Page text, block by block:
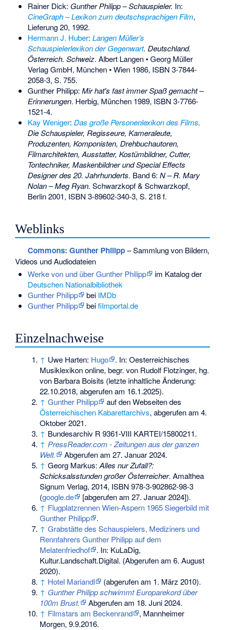
Rainer Dick: Gunther Philipp – Schauspieler. In:
CineGraph – Lexikon zum deutschsprachigen Film,
Lieferung 20, 1992.
Hermann J. Huber: Langen Müller’s
Schauspielerlexikon der Gegenwart. Deutschland.
Österreich. Schweiz. Albert Langen • Georg Müller
Verlag GmbH, München • Wien 1986, ISBN 3-7844-
2058-3, S. 755.
Gunther Philipp: Mir hat's fast immer Spaß gemacht –
Erinnerungen. Herbig, München 1989, ISBN 3-7766-
1521-4.
Kay Weniger: Das große Personenlexikon des Films.
Die Schauspieler, Regisseure, Kameraleute,
Produzenten, Komponisten, Drehbuchautoren,
Filmarchitekten, Ausstatter, Kostümbildner, Cutter,
Tontechniker, Maskenbildner und Special Effects
Designer des 20. Jahrhunderts. Band 6: N – R. Mary
Nolan – Meg Ryan. Schwarzkopf & Schwarzkopf,
Berlin 2001, ISBN 3-89602-340-3, S. 218 f.
Weblinks
Commons: Gunther Philipp– Sammlung von Bildern,
Videos und Audiodateien
Werke von und über Gunther Philipp
im Katalog der
Deutschen Nationalbibliothek
Gunther Philipp
bei IMDb
Gunther Philipp
beifilmportal.de
Einzelnachweise
↑ Uwe Harten: Hugo
. In: Oesterreichisches
Musiklexikon online, begr. von Rudolf Flotzinger, hg.
von Barbara Boisits (letzte inhaltliche Änderung:
22.10.2018, abgerufen am 16.1.2025).
↑ Gunther Philipp
auf den Webseiten des
Österreichischen Kabarettarchivs, abgerufen am 4.
Oktober 2021.
↑ Bundesarchiv R 9361-VIII KARTEI/15800211.
↑ PressReader.com - Zeitungen aus der ganzen
Welt.
Abgerufen am 27. Januar 2024.
↑ Georg Markus:Alles nur Zufall?:
Schicksalsstunden großer Österreicher. Amalthea
Signum Verlag, 2014, ISBN 978-3-902862-98-3
(google.de
[abgerufen am 27. Januar 2024]).
↑ Flugplatzrennen Wien-Aspern 1965 Siegerbild mit
Gunther Philipp
.
↑ Grabstätte des Schauspielers, Mediziners und
Rennfahrers Gunther Philipp auf dem
Melatenfriedhof
. In: KuLaDig,
Kultur.Landschaft.Digital. (Abgerufen am 6. August
2020).
↑ Hotel Mariandl
(abgerufen am 1. März 2010).
↑ Gunther Philipp schwimmt Europarekord über
100m Brust.
Abgerufen am 18. Juni 2024.
↑ Filmstars am Beckenrand
, Mannheimer
Morgen, 9.9.2016.